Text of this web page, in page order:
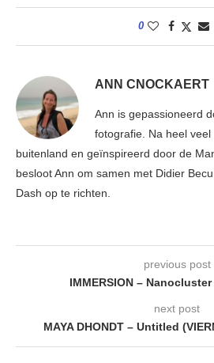
0
ANN CNOCKAERT
Ann is gepassioneerd
fotografie. Na heel
buitenland en geïnspireerd door de
besloot Ann om samen met Didier
Dash op te richten.
previous post
IMMERSION – Nanocluster
next post
MAYA DHONDT – Untitled